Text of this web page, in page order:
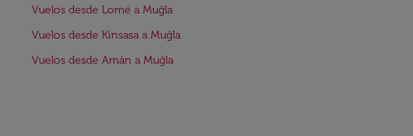
Vuelos desde Lomé a Muğla
Vuelos desde Kinsasa a Muğla
Vuelos desde Amán a Muğla